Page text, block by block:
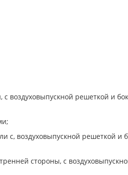
воздуховыпускной решеткой и
с, воздуховыпускной решеткой и
стороны, с